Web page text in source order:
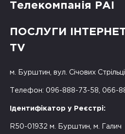
Телекомпанія РАІ
ПОСЛУГИ
TV
м. Бурштин, вул. Січових
Телефон: 096-888-73-58, 066-
Ідентифікатор у Реєстрі:
R50-01932 м. Бурштин, м. Галич